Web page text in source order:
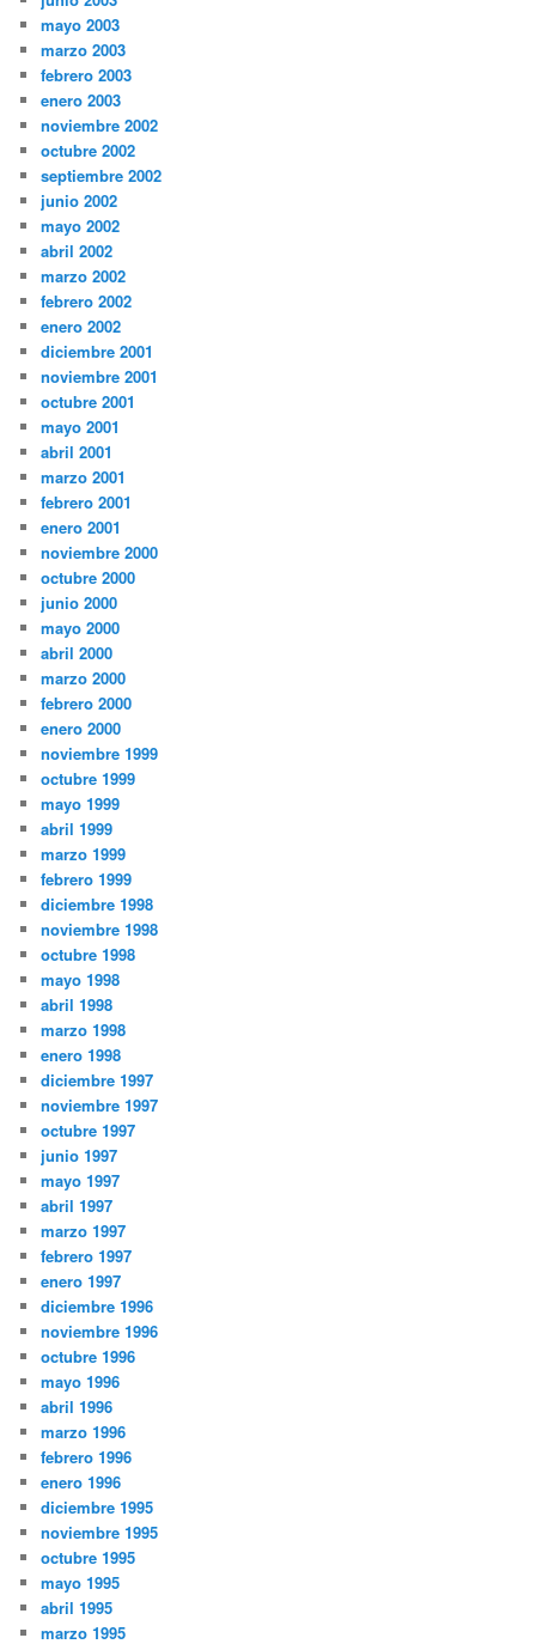
mayo 2003
marzo 2003
febrero 2003
enero 2003
noviembre 2002
octubre 2002
septiembre 2002
junio 2002
mayo 2002
abril 2002
marzo 2002
febrero 2002
enero 2002
diciembre 2001
noviembre 2001
octubre 2001
mayo 2001
abril 2001
marzo 2001
febrero 2001
enero 2001
noviembre 2000
octubre 2000
junio 2000
mayo 2000
abril 2000
marzo 2000
febrero 2000
enero 2000
noviembre 1999
octubre 1999
mayo 1999
abril 1999
marzo 1999
febrero 1999
diciembre 1998
noviembre 1998
octubre 1998
mayo 1998
abril 1998
marzo 1998
enero 1998
diciembre 1997
noviembre 1997
octubre 1997
junio 1997
mayo 1997
abril 1997
marzo 1997
febrero 1997
enero 1997
diciembre 1996
noviembre 1996
octubre 1996
mayo 1996
abril 1996
marzo 1996
febrero 1996
enero 1996
diciembre 1995
noviembre 1995
octubre 1995
mayo 1995
abril 1995
marzo 1995